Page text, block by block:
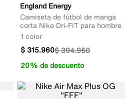
England Energy
Camiseta de fútbol de manga
corta Nike Dri-FIT para hombre
1 color
$394.950
$315.960
20% de descuento